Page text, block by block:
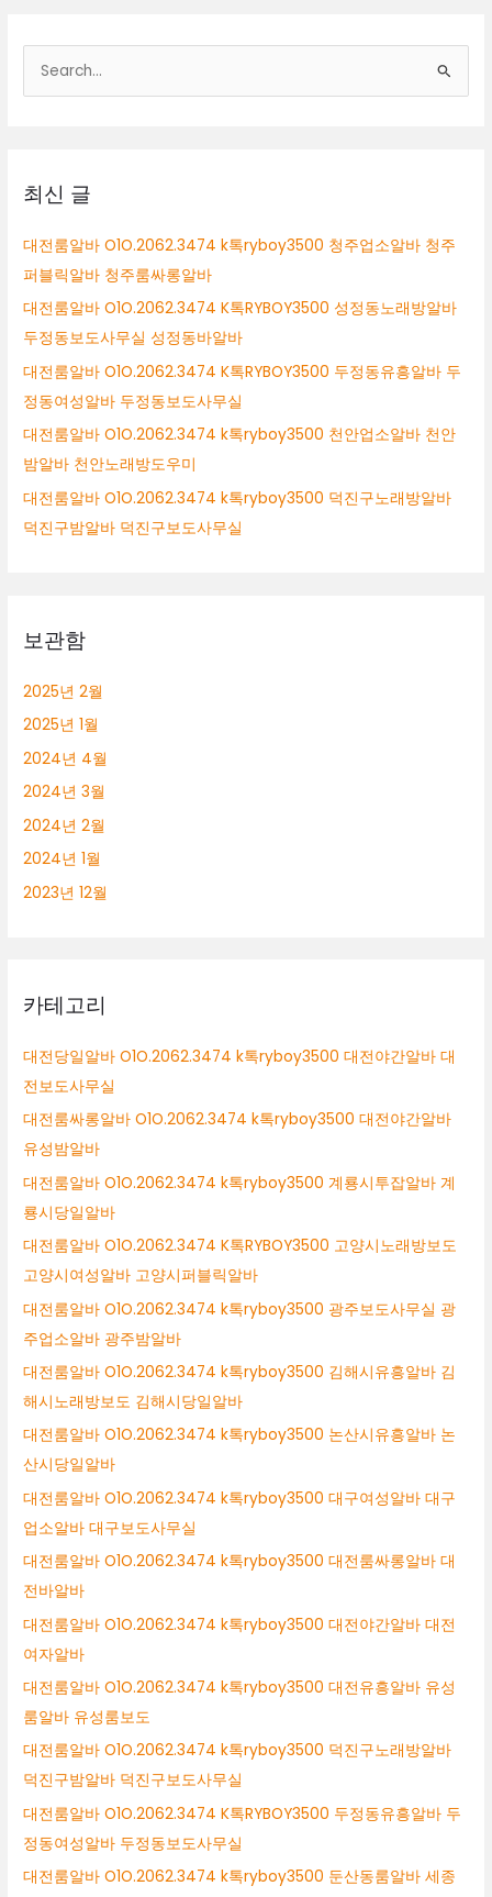
색
최신 글
대전룸알바 O1O.2062.3474 k톡ryboy3500 청주업소알바 청주
퍼블릭알바 청주룸싸롱알바
대전룸알바 O1O.2062.3474 K톡RYBOY3500 성정동노래방알바
두정동보도사무실 성정동바알바
대전룸알바 O1O.2062.3474 K톡RYBOY3500 두정동유흥알바 두
정동여성알바 두정동보도사무실
대전룸알바 O1O.2062.3474 k톡ryboy3500 천안업소알바 천안
밤알바 천안노래방도우미
대전룸알바 O1O.2062.3474 k톡ryboy3500 덕진구노래방알바
덕진구밤알바 덕진구보도사무실
보관함
2025년 2월
2025년 1월
2024년 4월
2024년 3월
2024년 2월
2024년 1월
2023년 12월
카테고리
대전당일알바 O1O.2062.3474 k톡ryboy3500 대전야간알바 대
전보도사무실
대전룸싸롱알바 O1O.2062.3474 k톡ryboy3500 대전야간알바
유성밤알바
대전룸알바 O1O.2062.3474 k톡ryboy3500 계룡시투잡알바 계
룡시당일알바
대전룸알바 O1O.2062.3474 K톡RYBOY3500 고양시노래방보도
고양시여성알바 고양시퍼블릭알바
대전룸알바 O1O.2062.3474 k톡ryboy3500 광주보도사무실 광
주업소알바 광주밤알바
대전룸알바 O1O.2062.3474 k톡ryboy3500 김해시유흥알바 김
해시노래방보도 김해시당일알바
대전룸알바 O1O.2062.3474 k톡ryboy3500 논산시유흥알바 논
산시당일알바
대전룸알바 O1O.2062.3474 k톡ryboy3500 대구여성알바 대구
업소알바 대구보도사무실
대전룸알바 O1O.2062.3474 k톡ryboy3500 대전룸싸롱알바 대
전바알바
대전룸알바 O1O.2062.3474 k톡ryboy3500 대전야간알바 대전
여자알바
대전룸알바 O1O.2062.3474 k톡ryboy3500 대전유흥알바 유성
룸알바 유성룸보도
대전룸알바 O1O.2062.3474 k톡ryboy3500 덕진구노래방알바
덕진구밤알바 덕진구보도사무실
대전룸알바 O1O.2062.3474 K톡RYBOY3500 두정동유흥알바 두
정동여성알바 두정동보도사무실
대전룸알바 O1O.2062.3474 k톡ryboy3500 둔산동룸알바 세종